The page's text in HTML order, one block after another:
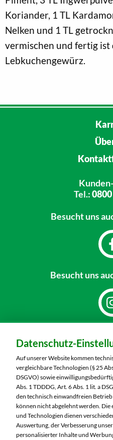
Koriander, 1 TL
Nelken und 1 TL
vermischen und fertig ist
Lebkuchengewürz.
Tel.:
Besucht uns
Besucht uns
MARKTKAUF
96515
Telefon:
Markt
Datenschutz-
Auf unserer Website kommen
vergleichbare Technologien (§ 25
DSGVO) sowie
Abs. 1 TDDDG, Art. 6 Abs. 1 lit. a
den technisch einwandfreien
können nicht abgelehnt werden.
und Technologien dienen
Auswertung, der Verbesserung
personalisierter Inhalte und